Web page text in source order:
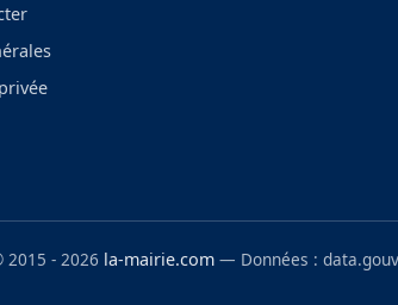
2015 - 2026 la-mairie.com — Données :